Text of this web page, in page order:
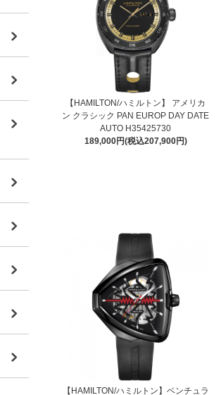
【HAMILTON/ハミルトン】 アメリカ
ン クラシック PAN EUROP DAY DATE
AUTO H35425730
189,000円(税込207,900円)
【HAMILTON/ハミルトン】ベンチュラ